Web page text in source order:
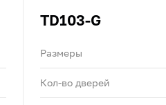
TD103-G
Размеры
Кол-во дверей